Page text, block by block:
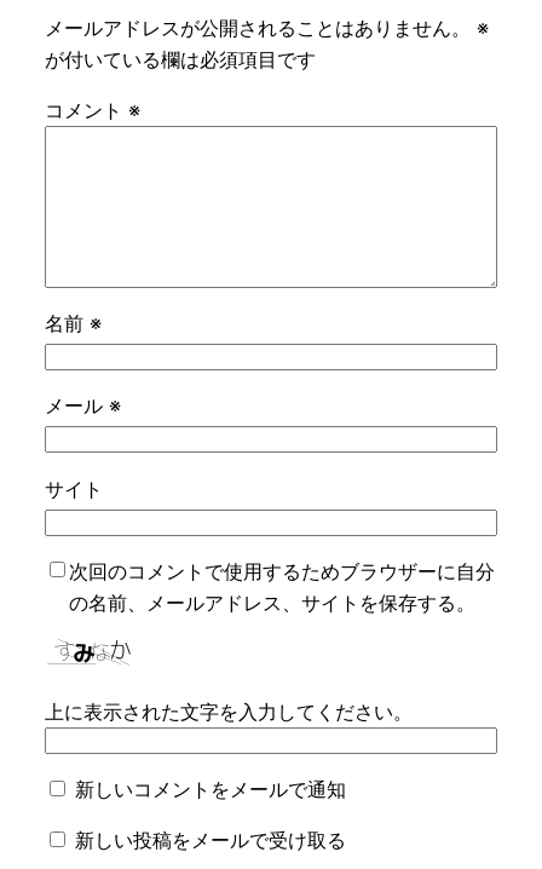
メールアドレスが公開されることはありません。
※
が付いている欄は必須項目です
コメント ※
名前 ※
メール ※
サイト
次回のコメントで使用するためブラウザーに自分
の名前、メールアドレス、サイトを保存する。
上に表示された文字を入力してください。
新しいコメントをメールで通知
新しい投稿をメールで受け取る